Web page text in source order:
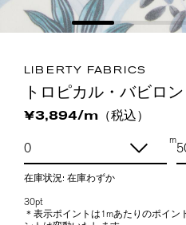
LIBERTY FABRICS
トロピカル・バビロ
¥3,894/m（税込）
m
在庫状況: 在庫わずか
30pt
＊表示ポイントは1mあたりのポイ